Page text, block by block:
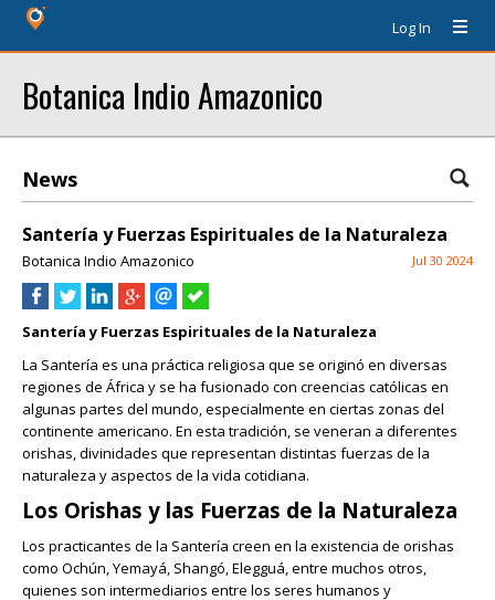
Log In
Botanica Indio Amazonico
News
Santería y Fuerzas Espirituales de la Naturaleza
Botanica Indio Amazonico Jul 30 2024
Santería y Fuerzas Espirituales de la Naturaleza
La Santería es una práctica religiosa que se originó en diversas
regiones de África y se ha fusionado con creencias católicas en
algunas partes del mundo, especialmente en ciertas zonas del
continente americano. En esta tradición, se veneran a diferentes
orishas, divinidades que representan distintas fuerzas de la
naturaleza y aspectos de la vida cotidiana.
Los Orishas y las Fuerzas de la Naturaleza
Los practicantes de la Santería creen en la existencia de orishas
como Ochún, Yemayá, Shangó, Elegguá, entre muchos otros,
quienes son intermediarios entre los seres humanos y